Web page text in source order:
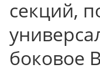
секций,
боковое